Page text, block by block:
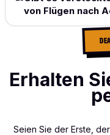
von Flügen nach
Erhalten
Seien Sie der Erste,